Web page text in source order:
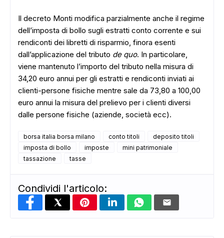
ADS
Il decreto Monti modifica parzialmente anche il regime
dell’imposta di bollo sugli estratti conto corrente e sui
rendiconti dei libretti di risparmio, finora esenti
dall’applicazione del tributo de quo. In particolare,
viene mantenuto l’importo del tributo nella misura di
34,20 euro annui per gli estratti e rendiconti inviati ai
clienti-persone fisiche mentre sale da 73,80 a 100,00
euro annui la misura del prelievo per i clienti diversi
dalle persone fisiche (aziende, società ecc).
borsa italia borsa milano conto titoli
deposito titoli
imposta di bollo
imposte
mini patrimoniale
tassazione
tasse
Condividi l'articolo: